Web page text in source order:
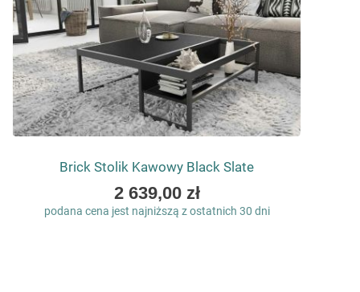
Brick Stolik Kawowy Black Slate
As
low
2 639,00 zł
podana cena jest najniższą z ostatnich 30 dni